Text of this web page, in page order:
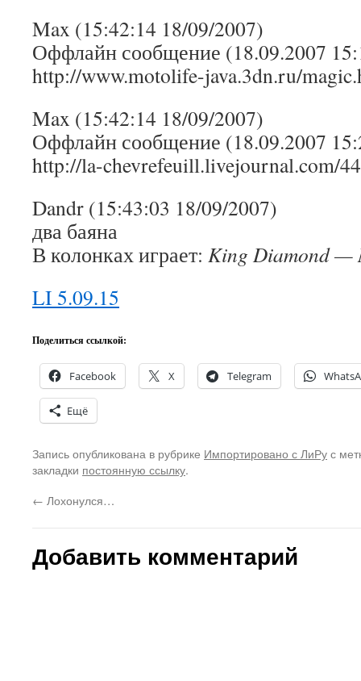
Max (15:42:14 18/09/2007)
Оффлайн сообщение (18.09.2007
http://www.motolife-java.3dn.ru/
Max (15:42:14 18/09/2007)
Оффлайн сообщение (18.09.2007
http://la-chevrefeuill.livejournal.com/
Dandr (15:43:03 18/09/2007)
два баяна
В колонках играет: King Diamond
LI 5.09.15
Поделиться ссылкой:
Facebook X Telegram
Ещё
Запись опубликована в рубрике Импортировано с ЛиРус
закладки постоянную ссылку.
← Лохонулся…
Добавить комментарий